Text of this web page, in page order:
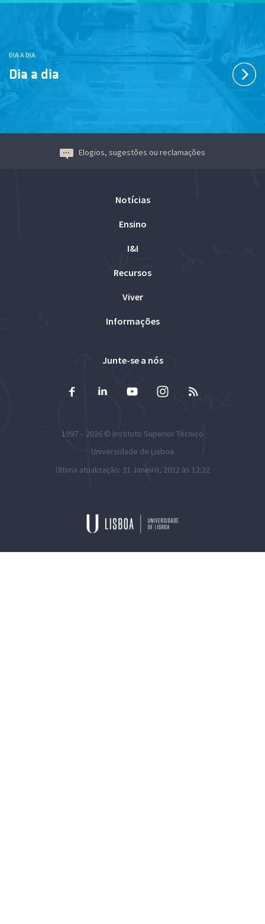
DIA A DIA
Dia a dia
Elogios, sugestões ou reclamações
Notícias
Ensino
I&I
Recursos
Viver
Informações
Junte-se a nós
1997 – 2026 © Instituto Superior Técnico
Universidade de Lisboa
Última atualização: 31 Janeiro, 2022 às 12:22